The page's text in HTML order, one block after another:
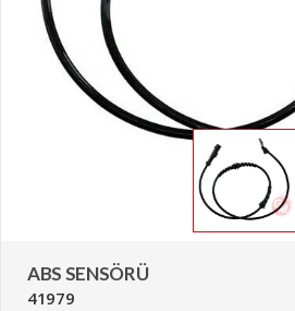
ABS SENSÖRÜ
41979